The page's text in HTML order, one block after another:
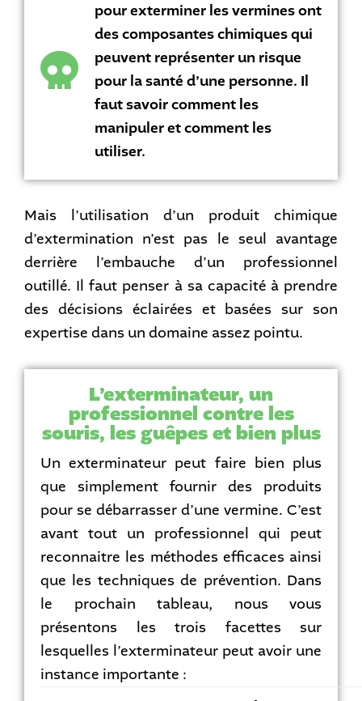
pour exterminer les vermines ont
des composantes chimiques qui
peuvent représenter un risque
pour la santé d’une personne. Il
faut savoir comment les
manipuler et comment les
utiliser.
Mais l’utilisation d’un produit chimique
d’extermination n’est pas le seul avantage
derrière l’embauche d’un professionnel
outillé. Il faut penser à sa capacité à prendre
des décisions éclairées et basées sur son
expertise dans un domaine assez pointu.
L’exterminateur, un
professionnel contre les
souris, les guêpes et bien plus
Un exterminateur peut faire bien plus
que simplement fournir des produits
pour se débarrasser d’une vermine. C’est
avant tout un professionnel qui peut
reconnaitre les méthodes efficaces ainsi
que les techniques de prévention. Dans
le prochain tableau, nous vous
présentons les trois facettes sur
lesquelles l’exterminateur peut avoir une
instance importante :